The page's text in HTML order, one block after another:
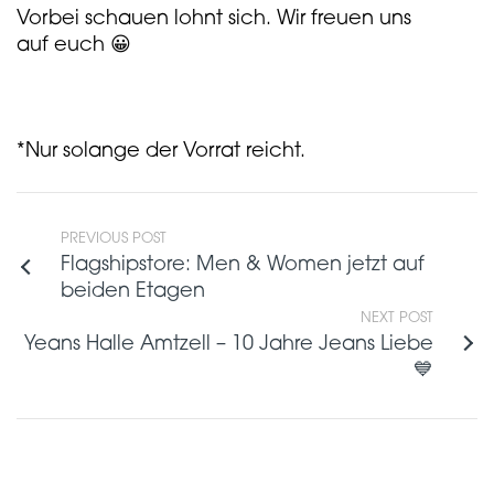
Vorbei schauen lohnt sich. Wir freuen uns
auf euch 😀
*Nur solange der Vorrat reicht.
PREVIOUS POST
Flagshipstore: Men & Women jetzt auf
beiden Etagen
NEXT POST
Yeans Halle Amtzell – 10 Jahre Jeans Liebe
💙